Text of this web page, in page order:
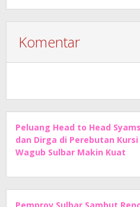
Komentar
Peluang Head to Head
dan Dirga di Perebutan Kursi
Wagub Sulbar Makin Kuat